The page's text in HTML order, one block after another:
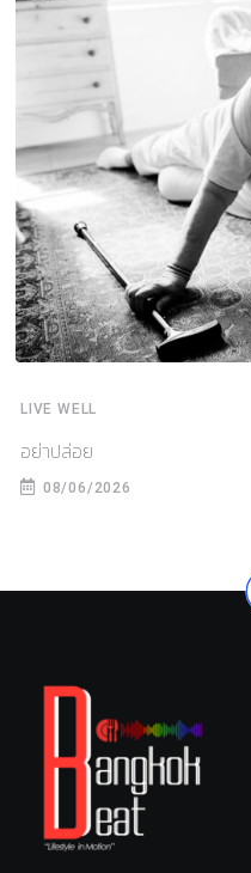
LIVE WELL
อย่าปล่อย
08/06/2026